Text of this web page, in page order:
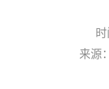
来源